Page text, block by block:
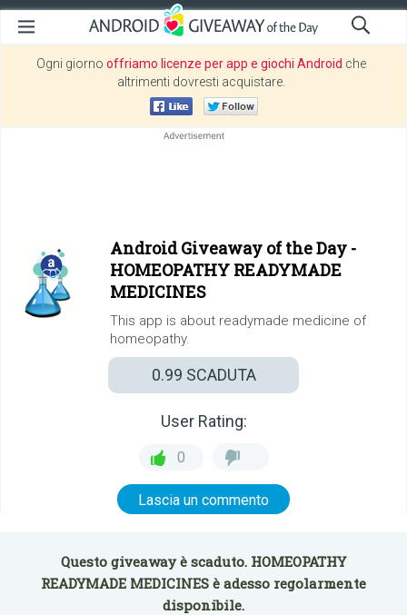
Ogni giorno offriamo licenze per app e giochi Android che
altrimenti dovresti acquistare.
Android Giveaway of the Day -
HOMEOPATHY READYMADE
MEDICINES
This app is about readymade medicine of
homeopathy.
0.99 SCADUTA
User Rating:
0
Lascia un commento
Questo giveaway è scaduto. HOMEOPATHY
READYMADE MEDICINES è adesso regolarmente
disponibile.